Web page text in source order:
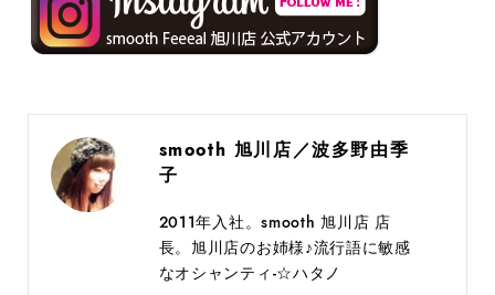
smooth 旭川店／波多野由季
子
2011年入社。smooth 旭川店 店
長。旭川店のお姉様♪流行語に敏感
なオシャンティ-☆ハタノ